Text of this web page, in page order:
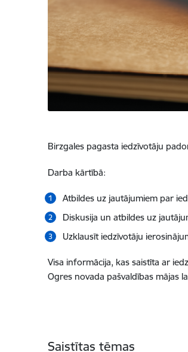
Birzgales pagasta iedzīvotāju
Darba kārtībā:
Atbildes uz jautājumiem par
Diskusija un atbildes uz
Uzklausīt iedzīvotāju
Visa informācija, kas saistīta ar
Ogres novada pašvaldības mājas
Saistītas tēmas